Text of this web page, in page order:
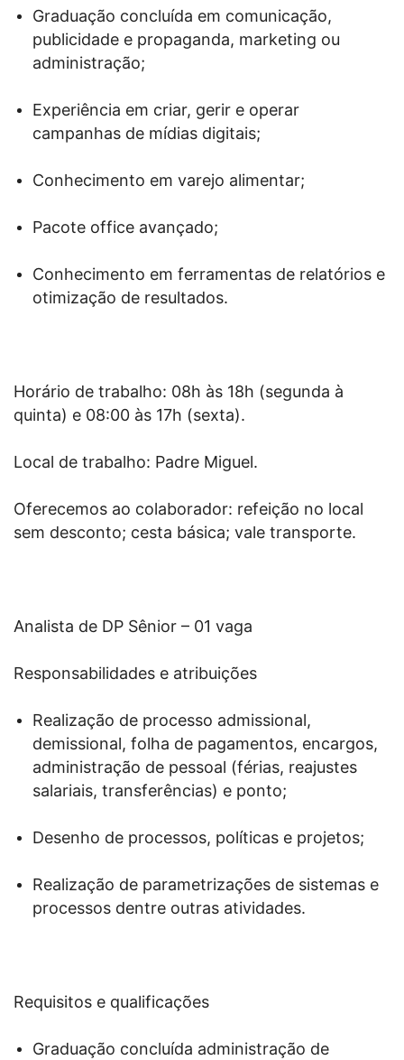
Graduação concluída em comunicação,
publicidade e propaganda, marketing ou
administração;
Experiência em criar, gerir e operar
campanhas de mídias digitais;
Conhecimento em varejo alimentar;
Pacote office avançado;
Conhecimento em ferramentas de relatórios e
otimização de resultados.
Horário de trabalho: 08h às 18h (segunda à
quinta) e 08:00 às 17h (sexta).
Local de trabalho: Padre Miguel.
Oferecemos ao colaborador: refeição no local
sem desconto; cesta básica; vale transporte.
Analista de DP Sênior – 01 vaga
Responsabilidades e atribuições
Realização de processo admissional,
demissional, folha de pagamentos, encargos,
administração de pessoal (férias, reajustes
salariais, transferências) e ponto;
Desenho de processos, políticas e projetos;
Realização de parametrizações de sistemas e
processos dentre outras atividades.
Requisitos e qualificações
Graduação concluída administração de